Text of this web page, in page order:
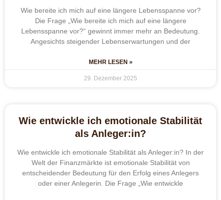
Wie bereite ich mich auf eine längere Lebensspanne vor?
Die Frage „Wie bereite ich mich auf eine längere
Lebensspanne vor?“ gewinnt immer mehr an Bedeutung.
Angesichts steigender Lebenserwartungen und der
MEHR LESEN »
29. Dezember 2025
Wie entwickle ich emotionale Stabilität
als Anleger:in?
Wie entwickle ich emotionale Stabilität als Anleger:in? In der
Welt der Finanzmärkte ist emotionale Stabilität von
entscheidender Bedeutung für den Erfolg eines Anlegers
oder einer Anlegerin. Die Frage „Wie entwickle